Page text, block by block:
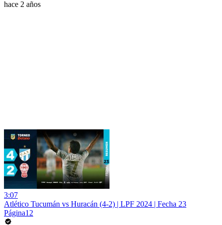
hace 2 años
3:07
Atlético Tucumán vs Huracán (4-2) | LPF 2024 | Fecha 23
Página12